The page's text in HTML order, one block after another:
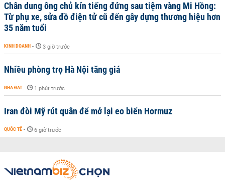
Chân dung ông chủ kín tiếng đứng sau tiệm vàng Mi Hồng:
Từ phụ xe, sửa đồ điện tử cũ đến gây dựng thương hiệu hơn
35 năm tuổi
KINH DOANH - 3 giờ trước
Nhiều phòng trọ Hà Nội tăng giá
NHÀ ĐẤT - 1 phút trước
Iran đòi Mỹ rút quân để mở lại eo biển Hormuz
QUỐC TẾ - 6 giờ trước